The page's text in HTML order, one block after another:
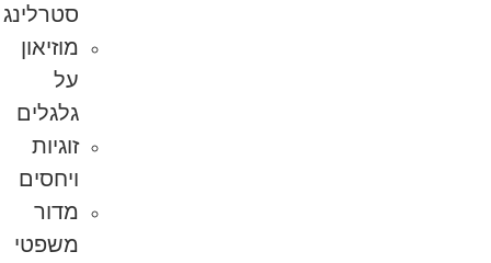
סטרלינג
מוזיאון
גלגלים
זוגיות
ויחסים
מדור
משפטי